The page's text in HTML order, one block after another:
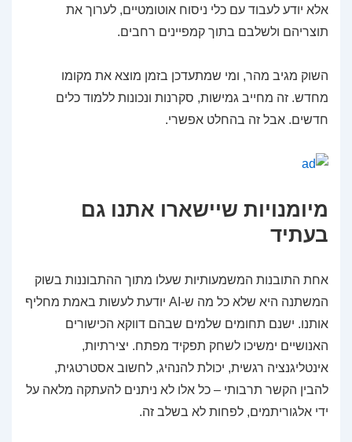
אלא יודע לעבוד עם כלי ניסוח אוטומטיים, לערוך את
תוצריהם ולשלבם בתוך קמפיינים רחבים.
השוק מגיב מהר, ומי שמתעדכן בזמן מוצא את מקומו
מחדש. זה מחייב גמישות, סקרנות ונכונות ללמוד כלים
חדשים. אבל זה בהחלט אפשרי.
מיומנויות שיישארו אתנו גם
בעתיד
אחת התובנות המשמעותיות שעלו מתוך ההתבוננות בשוק
המשתנה היא שלא כל מה ש-AI יודעת לעשות באמת מחליף
אותנו. ישנם תחומים שלמים שבהם דווקא הכישורים
האנושיים ימשיכו לשחק תפקיד מפתח. יצירתיות,
אינטליגנציה רגשית, יכולת להנהיג, לחשוב אסטרטגית,
להבין הקשר תרבותי – כל אלו לא ניתנים להעתקה מלאה על
ידי אלגוריתמים, לפחות לא בשלב זה.